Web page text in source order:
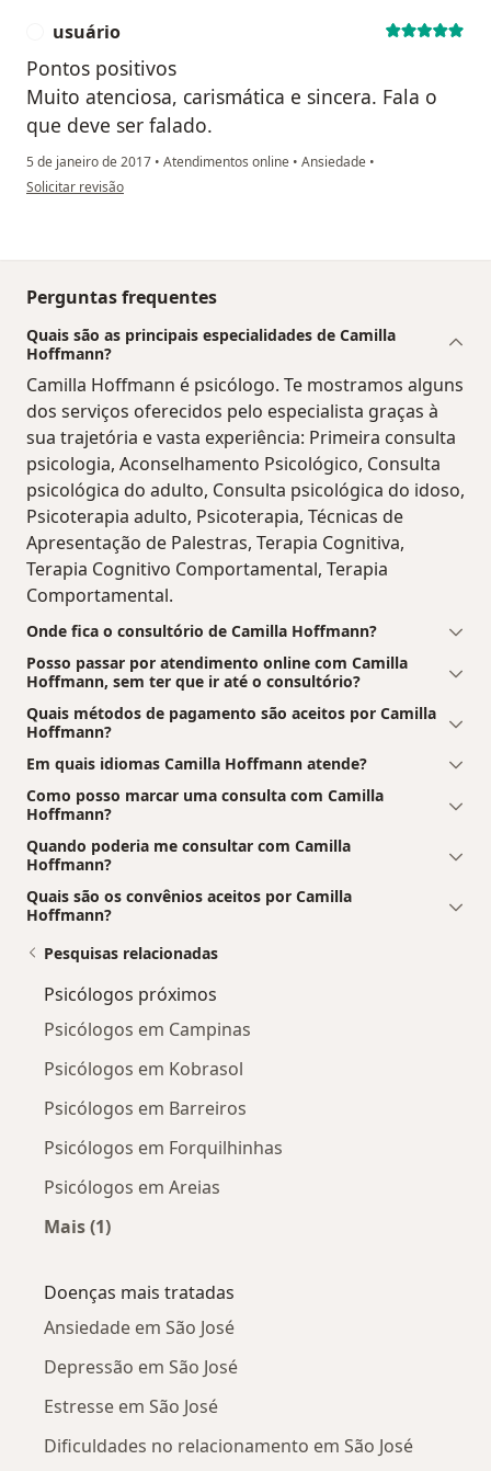
usuário
Pontos positivos
Muito atenciosa, carismática e sincera. Fala o
que deve ser falado.
5 de janeiro de 2017 • Atendimentos online • Ansiedade •
na opinião do utilizador usuário
Solicitar revisão
Perguntas frequentes
Quais são as principais especialidades de Camilla
Hoffmann?
Camilla Hoffmann é psicólogo. Te mostramos alguns
dos serviços oferecidos pelo especialista graças à
sua trajetória e vasta experiência: Primeira consulta
psicologia, Aconselhamento Psicológico, Consulta
psicológica do adulto, Consulta psicológica do idoso,
Psicoterapia adulto, Psicoterapia, Técnicas de
Apresentação de Palestras, Terapia Cognitiva,
Terapia Cognitivo Comportamental, Terapia
Comportamental.
Onde fica o consultório de Camilla Hoffmann?
Posso passar por atendimento online com Camilla
Hoffmann, sem ter que ir até o consultório?
Quais métodos de pagamento são aceitos por Camilla
Hoffmann?
Em quais idiomas Camilla Hoffmann atende?
Como posso marcar uma consulta com Camilla
Hoffmann?
Quando poderia me consultar com Camilla
Hoffmann?
Quais são os convênios aceitos por Camilla
Hoffmann?
Pesquisas relacionadas
Psicólogos próximos
Psicólogos em Campinas
Psicólogos em Kobrasol
Psicólogos em Barreiros
Psicólogos em Forquilhinhas
Psicólogos em Areias
Mais (1)
Doenças mais tratadas
Ansiedade em São José
Depressão em São José
Estresse em São José
Dificuldades no relacionamento em São José